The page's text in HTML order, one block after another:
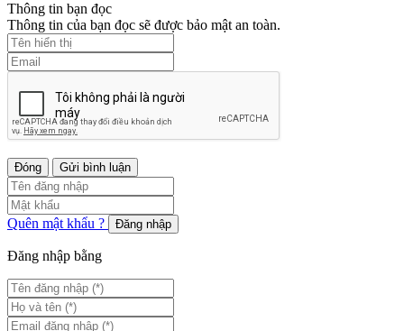
Thông tin bạn đọc
Thông tin của bạn đọc sẽ được bảo mật an toàn.
Đóng Gửi bình luận
Quên mật khẩu ? Đăng nhập
Đăng nhập bằng